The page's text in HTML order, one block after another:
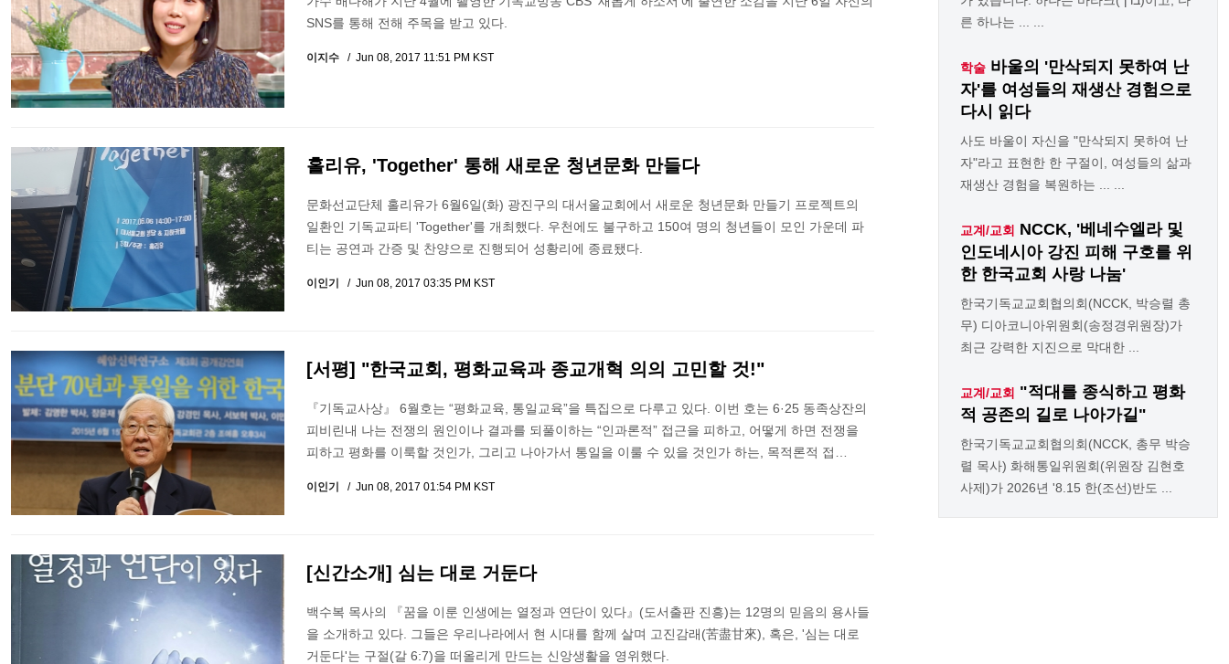
SNS를 통해 전해 주목을 받고 있다.
이지수 Jun 08, 2017 11:51 PM KST
홀리유, 'Together' 통해 새로운 청년문화 만들다
문화선교단체 홀리유가 6월6일(화) 광진구의 대서울교회에서 새로운 청년문화 만들기 프로젝트의
일환인 기독교파티 'Together'를 개최했다. 우천에도 불구하고 150여 명의 청년들이 모인 가운데 파
티는 공연과 간증 및 찬양으로 진행되어 성황리에 종료됐다.
이인기 Jun 08, 2017 03:35 PM KST
[서평] "한국교회, 평화교육과 종교개혁 의의 고민할 것!"
『기독교사상』 6월호는 “평화교육, 통일교육”을 특집으로 다루고 있다. 이번 호는 6·25 동족상잔의
피비린내 나는 전쟁의 원인이나 결과를 되풀이하는 “인과론적” 접근을 피하고, 어떻게 하면 전쟁을
피하고 평화를 이룩할 것인가, 그리고 나아가서 통일을 이룰 수 있을 것인가 하는, 목적론적 접…
이인기 Jun 08, 2017 01:54 PM KST
[신간소개] 심는 대로 거둔다
백수복 목사의 『꿈을 이룬 인생에는 열정과 연단이 있다』(도서출판 진흥)는 12명의 믿음의 용사들
을 소개하고 있다. 그들은 우리나라에서 현 시대를 함께 살며 고진감래(苦盡甘來), 혹은, '심는 대로
거둔다'는 구절(갈 6:7)을 떠올리게 만드는 신앙생활을 영위했다.
른 하나는 ... ...
학술 바울의 '만삭되지 못하여 난
자'를 여성들의 재생산 경험으로
다시 읽다
사도 바울이 자신을 "만삭되지 못하여 난
자"라고 표현한 한 구절이, 여성들의 삶과
재생산 경험을 복원하는 ... ...
교계/교회 NCCK, '베네수엘라 및
인도네시아 강진 피해 구호를 위
한 한국교회 사랑 나눔'
한국기독교교회협의회(NCCK, 박승렬 총
무) 디아코니아위원회(송정경위원장)가
최근 강력한 지진으로 막대한 ...
교계/교회 "적대를 종식하고 평화
적 공존의 길로 나아가길"
한국기독교교회협의회(NCCK, 총무 박승
렬 목사) 화해통일위원회(위원장 김현호
사제)가 2026년 '8.15 한(조선)반도 ...